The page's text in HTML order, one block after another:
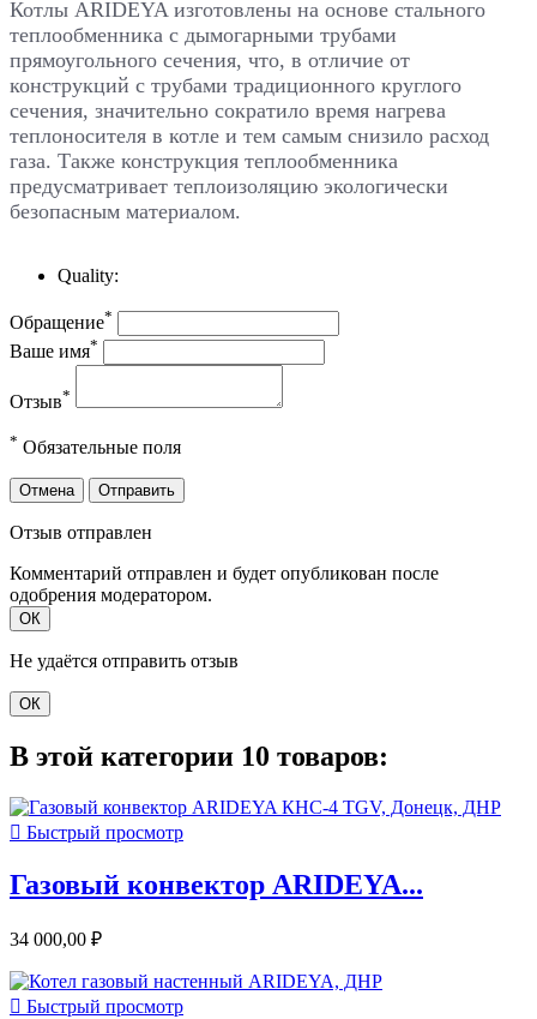
Котлы ARIDEYA изготовлены на основе стального
теплообменника с дымогарными трубами
прямоугольного сечения, что, в отличие от
конструкций с трубами традиционного круглого
сечения, значительно сократило время нагрева
теплоносителя в котле и тем самым снизило расход
газа. Также конструкция теплообменника
предусматривает теплоизоляцию экологически
безопасным материалом.
Quality:
Обращение*
Ваше имя*
Отзыв*
* Обязательные поля
Отмена Отправить
Отзыв отправлен
Комментарий отправлен и будет опубликован после
одобрения модератором.
ОК
Не удаётся отправить отзыв
ОК
В этой категории 10 товаров:
 Быстрый просмотр
Газовый конвектор ARIDEYA...
34 000,00 ₽
 Быстрый просмотр